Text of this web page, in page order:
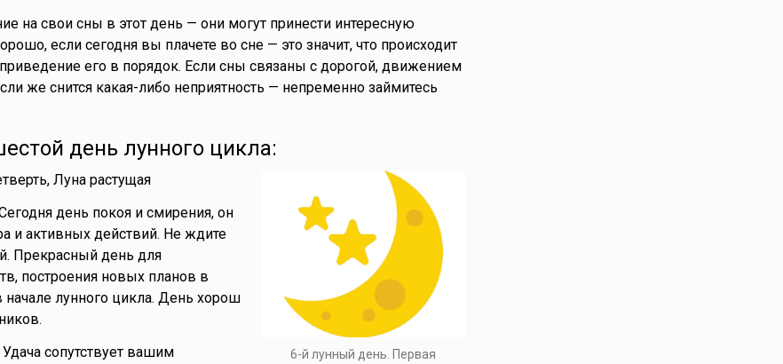
на свои сны в этот день — они могут принести интересную
если сегодня вы плачете во сне — это значит, что происходит
его в порядок. Если сны связаны с дорогой, движением
же снится какая-либо неприятность — непременно займитесь
день лунного цикла:
6-й лунный день. Первая
Луна растущая
день покоя и смирения, он
и активных действий. Не ждите
Прекрасный день для
построения новых планов в
начале лунного цикла. День хорош
Удача сопутствует вашим